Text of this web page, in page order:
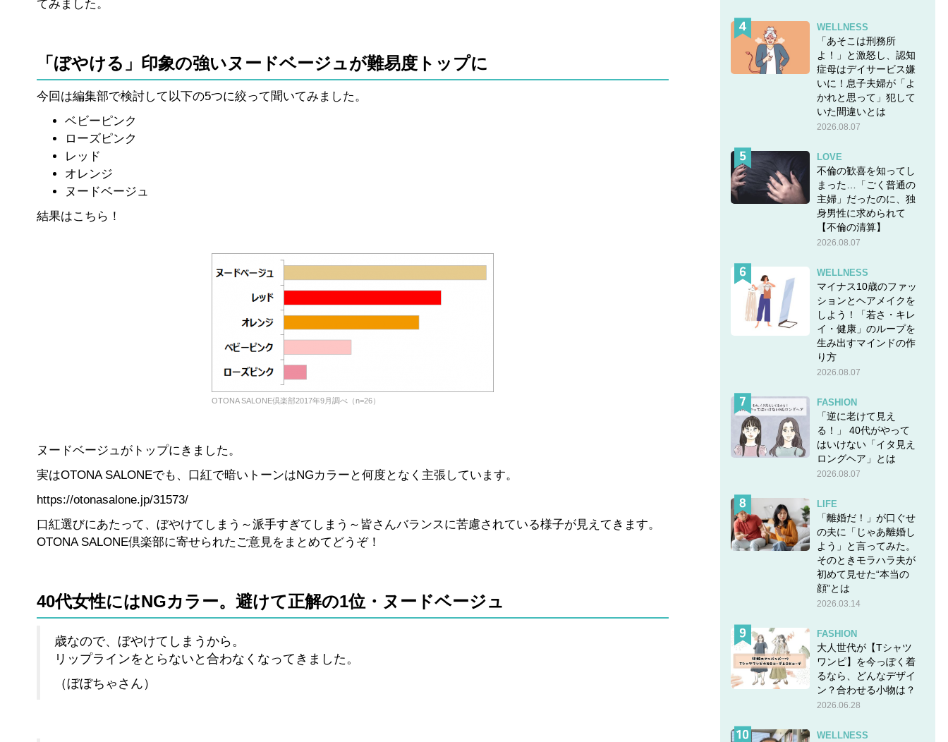
てみました。
「ぼやける」印象の強いヌードベージュが難易度トップに
今回は編集部で検討して以下の5つに絞って聞いてみました。
ベビーピンク
ローズピンク
レッド
オレンジ
ヌードベージュ
結果はこちら！
OTONA SALONE倶楽部2017年9月調べ（n=26）
ヌードベージュがトップにきました。
実はOTONA SALONEでも、口紅で暗いトーンはNGカラーと何度となく主張しています。
https://otonasalone.jp/31573/
口紅選びにあたって、ぼやけてしまう～派手すぎてしまう～皆さんバランスに苦慮されている様子が見えてきます。
OTONA SALONE倶楽部に寄せられたご意見をまとめてどうぞ！
40代女性にはNGカラー。避けて正解の1位・ヌードベージュ
歳なので、ぼやけてしまうから。
リップラインをとらないと合わなくなってきました。
（ぼぼちゃさん）
WELLNESS
「あそこは刑務所
よ！」と激怒し、認知
症母はデイサービス嫌
いに！息子夫婦が「よ
かれと思って」犯して
いた間違いとは
2026.08.07
LOVE
不倫の歓喜を知ってし
まった…「ごく普通の
主婦」だったのに、独
身男性に求められて
【不倫の清算】
2026.08.07
WELLNESS
マイナス10歳のファッ
ションとヘアメイクを
しよう！「若さ・キレ
イ・健康」のループを
生み出すマインドの作
り方
2026.08.07
FASHION
「逆に老けて見え
る！」 40代がやって
はいけない「イタ見え
ロングヘア」とは
2026.08.07
LIFE
「離婚だ！」が口ぐせ
の夫に「じゃあ離婚し
よう」と言ってみた。
そのときモラハラ夫が
初めて見せた“本当の
顔”とは
2026.03.14
FASHION
大人世代が【Tシャツ
ワンピ】を今っぽく着
るなら、どんなデザイ
ン？合わせる小物は？
2026.06.28
WELLNESS